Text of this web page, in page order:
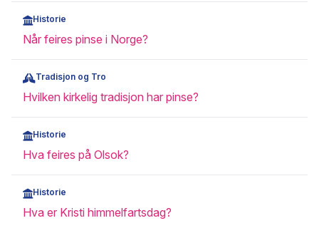
Historie
Når feires pinse i Norge?
Tradisjon og Tro
Hvilken kirkelig tradisjon har pinse?
Historie
Hva feires på Olsok?
Historie
Hva er Kristi himmelfartsdag?